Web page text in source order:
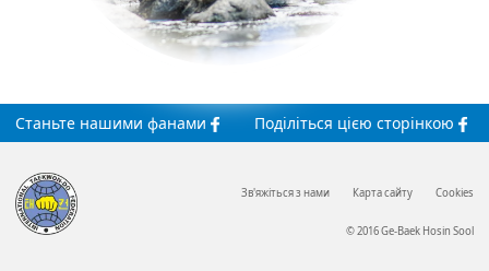
Станьте нашими фанами Поділіться цією сторінкою
Зв'яжіться з нами Карта сайту Cookies
© 2016 Ge-Baek Hosin Sool